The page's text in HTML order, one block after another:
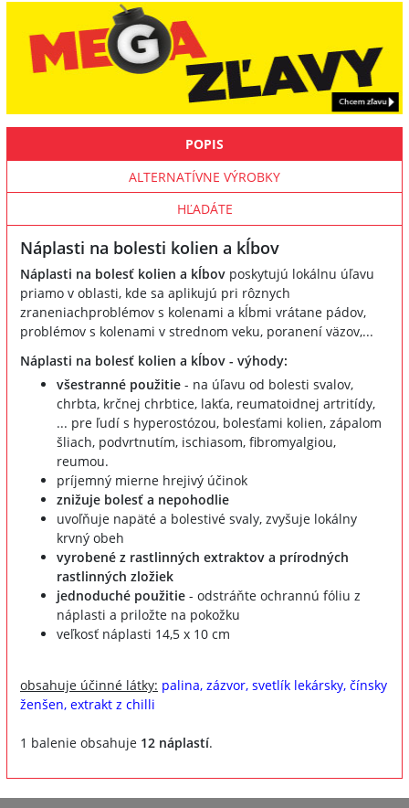
POPIS
ALTERNATÍVNE VÝROBKY
HĽADÁTE
Náplasti na bolesti kolien a kĺbov
Náplasti na bolesť kolien a kĺbov poskytujú lokálnu úľavu
priamo v oblasti, kde sa aplikujú pri rôznych
zraneniachproblémov s kolenami a kĺbmi vrátane pádov,
problémov s kolenami v strednom veku, poranení väzov,...
Náplasti na bolesť kolien a kĺbov - výhody:
všestranné použitie - na úľavu od bolesti svalov,
chrbta, krčnej chrbtice, lakťa, reumatoidnej artritídy,
... pre ľudí s hyperostózou, bolesťami kolien, zápalom
šliach, podvrtnutím, ischiasom, fibromyalgiou,
reumou.
príjemný mierne hrejivý účinok
znižuje bolesť a nepohodlie
uvoľňuje napäté a bolestivé svaly, zvyšuje lokálny
krvný obeh
vyrobené z rastlinných extraktov a prírodných
rastlinných zložiek
jednoduché použitie - odstráňte ochrannú fóliu z
náplasti a priložte na pokožku
veľkosť náplasti 14,5 x 10 cm
obsahuje účinné látky: palina, zázvor, svetlík lekársky, čínsky
ženšen, extrakt z chilli
1 balenie obsahuje 12 náplastí.